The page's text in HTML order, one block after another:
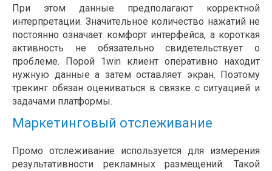
При этом данные предполагают корректной
интерпретации. Значительное количество нажатий не
постоянно означает комфорт интерфейса, а короткая
активность не обязательно свидетельствует о
проблеме. Порой 1win клиент оперативно находит
нужную данные а затем оставляет экран. Поэтому
трекинг обязан оцениваться в связке с ситуацией и
задачами платформы.
Маркетинговый отслеживание
Промо отслеживание используется для измерения
результативности рекламных размещений. Такой